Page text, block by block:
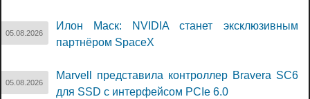
05.08.2026
Илон Маск: NVIDIA станет эксклюзивным
партнёром SpaceX
05.08.2026
Marvell представила контроллер Bravera SC6
для SSD с интерфейсом PCIe 6.0